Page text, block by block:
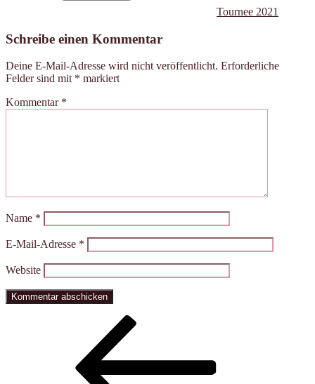
Tournee 2021
Schreibe einen Kommentar
Deine E-Mail-Adresse wird nicht veröffentlicht. Erforderliche
Felder sind mit * markiert
Kommentar *
Name *
E-Mail-Adresse *
Website
Beitragsnavigation